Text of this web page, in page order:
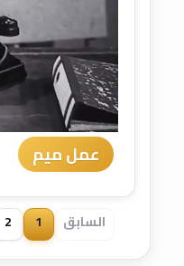
عمل ميم
السابق 1
2